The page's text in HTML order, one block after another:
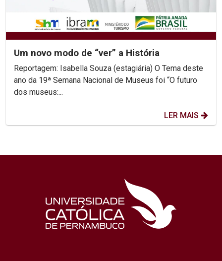
Um novo modo de “ver” a História
Reportagem: Isabella Souza (estagiária) O Tema deste
ano da 19ª Semana Nacional de Museus foi “O futuro
dos museus:...
LER MAIS